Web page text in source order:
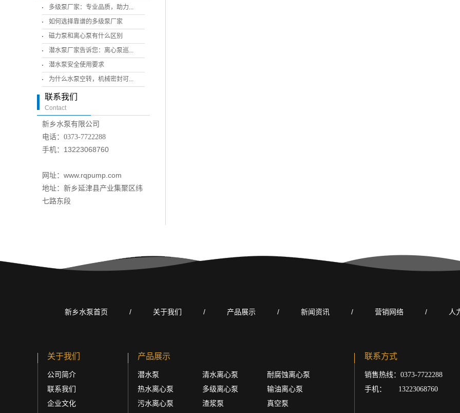
多级泵厂家：专业品质，助力...
如何选择靠谱的多级泵厂家
磁力泵和离心泵有什么区别
潜水泵厂家告诉您：离心泵巡...
潜水泵安全使用要求
为什么水泵空转，机械密封可...
联系我们
Contact
新乡水泵有限公司
电话： 0373-7722288
手机：13223068760
网址：www.rqpump.com
地址：新乡延津县产业集聚区纬
七路东段
新乡水泵首页 / 关于我们 / 产品展示 / 新闻资讯 / 营销网络 / 人
关于我们
公司简介
联系我们
企业文化
产品展示
潜水泵 清水离心泵
耐腐蚀离心泵
热水离心泵
多级离心泵
输油离心泵
污水离心泵
渣浆泵 真空泵
联系方式
销售热线：0373-7722288
手机： 13223068760